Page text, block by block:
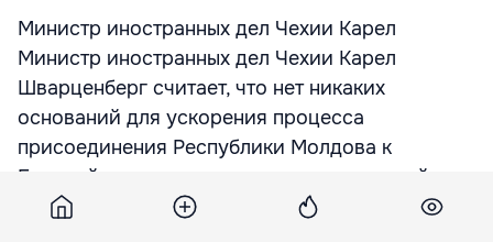
Министр иностранных дел Чехии Карел
Министр иностранных дел Чехии Карел
Шварценберг считает, что нет никаких
оснований для ускорения процесса
присоединения Республики Молдова к
Европейскому союзу, что должно произойти
лишь после присоединения стран Западных